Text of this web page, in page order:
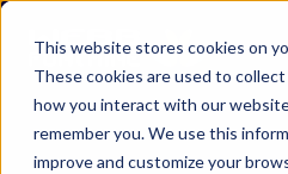
This website stores cookies on
These cookies are used to
how you interact with our
remember you. We use this
improve and customize your